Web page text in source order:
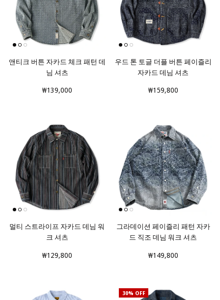
앤티크 버튼 자카드 체크 패턴 데
님 셔츠
₩139,000
우드 톤 토글 더플 버튼 페이즐리
자카드 데님 셔츠
₩159,800
멀티 스트라이프 자카드 데님 워
크 셔츠
₩129,800
그라데이션 페이즐리 패턴 자카
드 직조 데님 워크 셔츠
₩149,800
30% OFF